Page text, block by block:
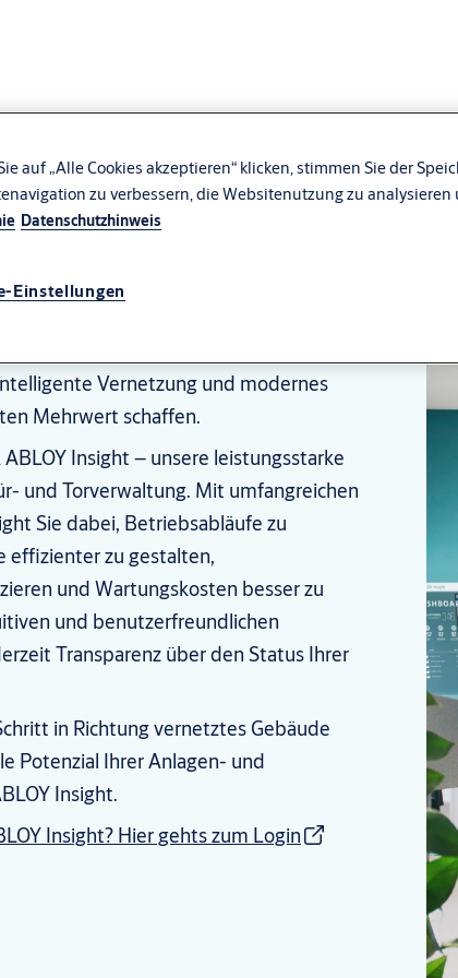
wir kontinuierlich innovative Lösungen,
Vernetzung und modernes
Mehrwert schaffen.
Insight – unsere leistungsstarke
und Torverwaltung. Mit umfangreichen
Sie dabei, Betriebsabläufe zu
effizienter zu gestalten,
und Wartungskosten besser zu
und benutzerfreundlichen
Transparenz über den Status Ihrer
in Richtung vernetztes Gebäude
Potenzial Ihrer Anlagen- und
Insight.
Insight? Hier gehts zum Login
auf „Alle Cookies akzeptieren“ klicken, stimmen Sie der
zu verbessern, die Websitenutzung zu
Datenschutzhinweis
Einstellungen